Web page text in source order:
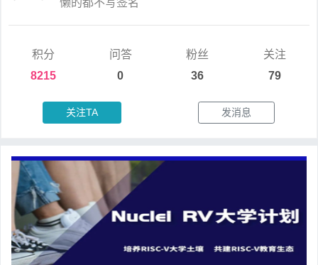
积分
8215
问答
0
粉丝
36
关注
79
关注TA 发消息